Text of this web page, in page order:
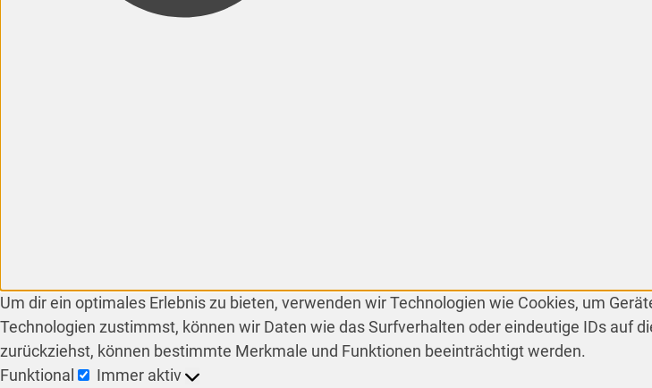
Um dir ein optimales Erlebnis zu bieten, verwenden wir Technologien wie Cookies, um
Technologien zustimmst, können wir Daten wie das Surfverhalten oder eindeutige IDs auf
zurückziehst, können bestimmte Merkmale und Funktionen beeinträchtigt werden.
Funktional
Immer aktiv